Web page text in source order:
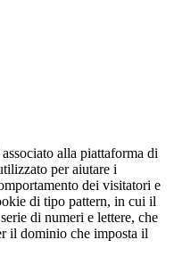
alla piattaforma di
per aiutare i
dei visitatori e
di tipo pattern, in cui il
di numeri e lettere, che
il dominio che imposta il